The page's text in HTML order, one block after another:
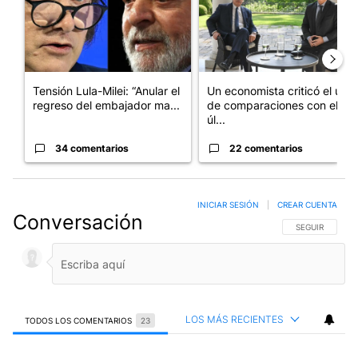
Tensión Lula-Milei: “Anular el
regreso del embajador ma...
34 comentarios
Un economista criticó el uso
de comparaciones con el
úl...
22 comentarios
Conversación SIGA ESTA
SEGUIR
INICIAR SESIÓN CREAR CUENTA
TODOS LOS COMENTARIOS 23 LOS MÁS RECIENTES